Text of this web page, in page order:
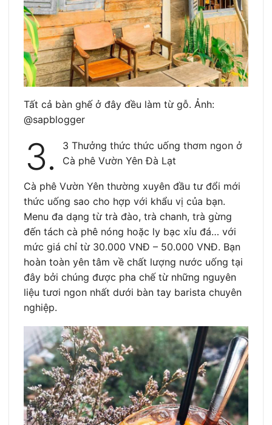
Tất cả bàn ghế ở đây đều làm từ gỗ. Ảnh:
@sapblogger
3.
3 Thưởng thức thức uống thơm ngon ở
Cà phê Vườn Yên Đà Lạt
Cà phê Vườn Yên thường xuyên đầu tư đổi mới
thức uống sao cho hợp với khẩu vị của bạn.
Menu đa dạng từ trà đào, trà chanh, trà gừng
đến tách cà phê nóng hoặc ly bạc xỉu đá… với
mức giá chỉ từ 30.000 VNĐ – 50.000 VNĐ. Bạn
hoàn toàn yên tâm về chất lượng nước uống tại
đây bởi chúng được pha chế từ những nguyên
liệu tươi ngon nhất dưới bàn tay barista chuyên
nghiệp.